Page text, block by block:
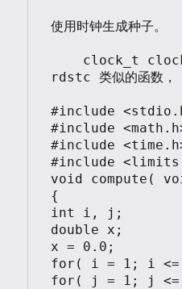
使用时钟生成种子。
rdstc 类似的函数，
#include
#include
#include
#include
void compute(
{
int i, j;
double x;
x = 0.0;
for( i = 1; i <=
for( j = 1; j <=